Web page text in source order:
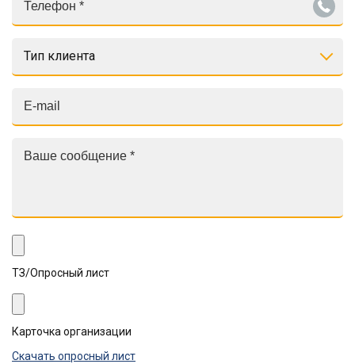
Тип клиента
ТЗ/Опросный лист
Карточка организации
Скачать опросный лист